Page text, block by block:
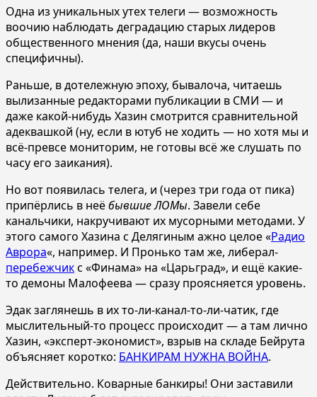
Одна из уникальных утех телеги — возможность
воочию наблюдать деградацию старых лидеров
общественного мнения (да, наши вкусы очень
специфичны).
Раньше, в дотележную эпоху, бывалоча, читаешь
вылизанные редакторами публикации в СМИ — и
даже какой-нибудь Хазин смотрится сравнительной
адеквашкой (ну, если в ютуб не ходить — но хотя мы и
всё-превсе мониторим, не готовы всё же слушать по
часу его заикания).
Но вот появилась телега, и (через три года от пика)
припёрлись в неёбывшие ЛОМы. Завели себе
канальчики, накручивают их мусорными методами. У
этого самого Хазина с Делягиным ажно целое «Радио
Аврора«, например. И Пронько там же, либерал-
перебежчикс «Финама» на «Царьград», и ещё какие-
то демоны Малофеева — сразу проясняется уровень.
Эдак заглянешь в их то-ли-канал-то-ли-чатик, где
мыслительный-то процесс происходит — а там лично
Хазин, «эксперт-экономист», взрыв на складе Бейрута
объясняет коротко: БАНКИРАМ НУЖНА ВОЙНА.
Действительно. Коварные банкиры! Они заставили